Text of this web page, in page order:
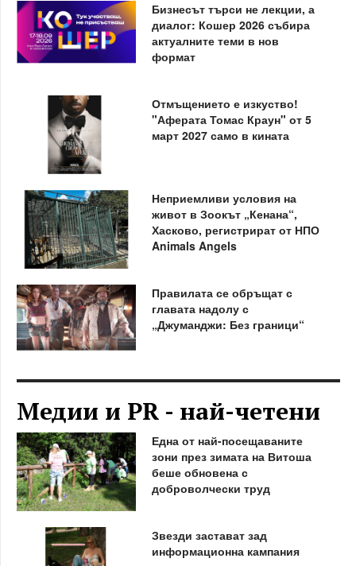
Бизнесът търси не лекции, а
диалог: Кошер 2026 събира
актуалните теми в нов
формат
Отмъщението е изкуство!
"Аферата Томас Краун" от 5
март 2027 само в кината
Неприемливи условия на
живот в Зоокът „Кенана“,
Хасково, регистрират от НПО
Animals Angels
Правилата се обръщат с
главата надолу с
„Джуманджи: Без граници“
Медии и PR - най-четени
Една от най-посещаваните
зони през зимата на Витоша
беше обновена с
доброволчески труд
Звезди застават зад
информационна кампания